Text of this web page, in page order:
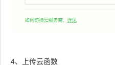
4、上传云函数